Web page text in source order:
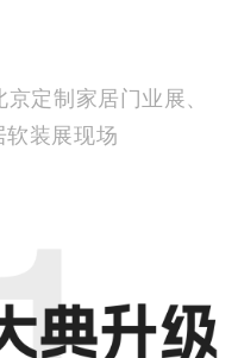
定制家居门业展、
装展现场